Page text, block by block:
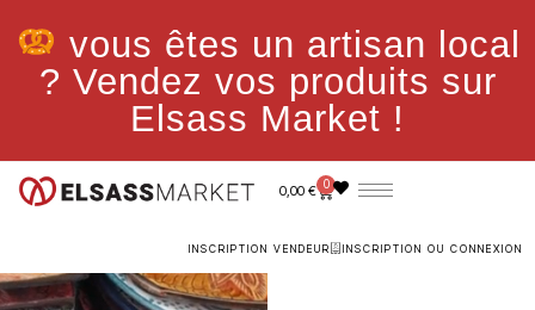
vous êtes un artisan local
? Vendez vos produits sur
Elsass Market !
0,00 € 0
INSCRIPTION VENDEUR INSCRIPTION OU CONNEXION